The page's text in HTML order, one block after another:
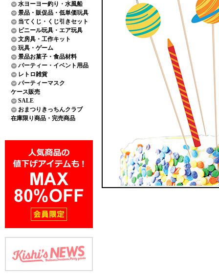
水ヨーヨー釣り・水風船
景品・販促品・低単価玩具
当てくじ・くじ引きセット
ビニール玩具・エア玩具
文房具・工作キット
玩具・ゲーム
景品お菓子・食品材料
パーティー・イベント用品
レトロ雑貨
パーティーマスク
ケース販売
SALE
おまつりきっちんクラブ
在庫限り商品・完売商品